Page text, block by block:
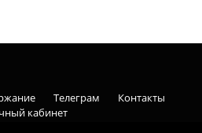
Телеграм
Контакты
кабинет